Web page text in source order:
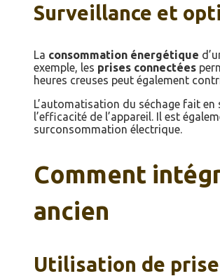
Surveillance et
La consommation énergétique
exemple, les prises connectées
heures creuses peut également
L’automatisation du séchage fait
l’efficacité de l’appareil. Il est
surconsommation électrique.
Comment
ancien
Utilisation de